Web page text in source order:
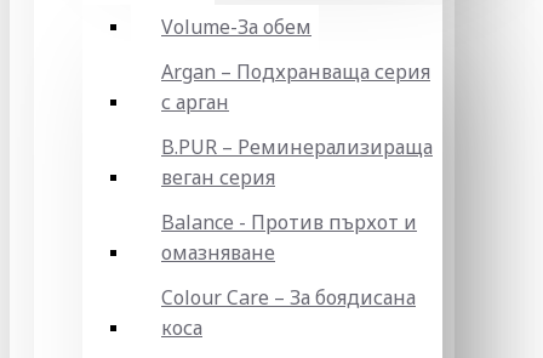
Volume-За обем
Argan – Подхранваща серия
с арган
B.PUR – Реминерализираща
веган серия
Balance - Против пърхот и
омазняване
Colour Care – За боядисана
коса